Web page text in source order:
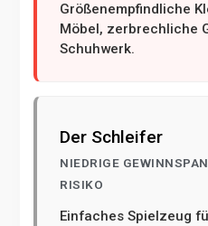
Größenempfindliche
Möbel, zerbrechliche
Schuhwerk.
Der Schleifer
NIEDRIGE
RISIKO
Einfaches Spielzeug